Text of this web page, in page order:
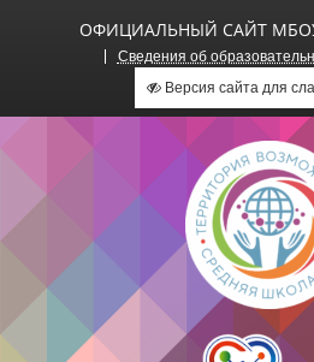
ОФИЦИАЛЬНЫЙ САЙТ
Сведения об
Версия сайта для
Официальный